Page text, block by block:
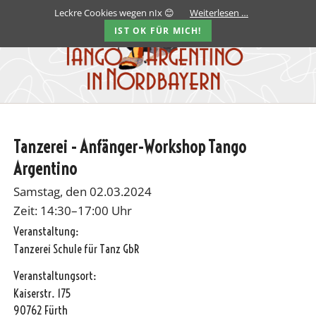
Tanzerei - Anfänger-Workshop Tango
Argentino
Samstag, den 02.03.2024
Zeit: 14:30–17:00 Uhr
Veranstaltung:
Tanzerei Schule für Tanz GbR
Veranstaltungsort:
Kaiserstr. 175
90762 Fürth
Leckre Cookies wegen nIx 😊 Weiterlesen …
IST OK FÜR MICH!